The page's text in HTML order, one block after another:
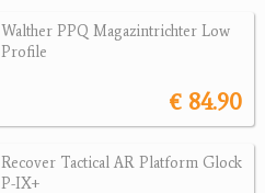
Walther PPQ Magazintrichter Low
Profile
€ 84.90
Recover Tactical AR Platform Glock
P-IX+